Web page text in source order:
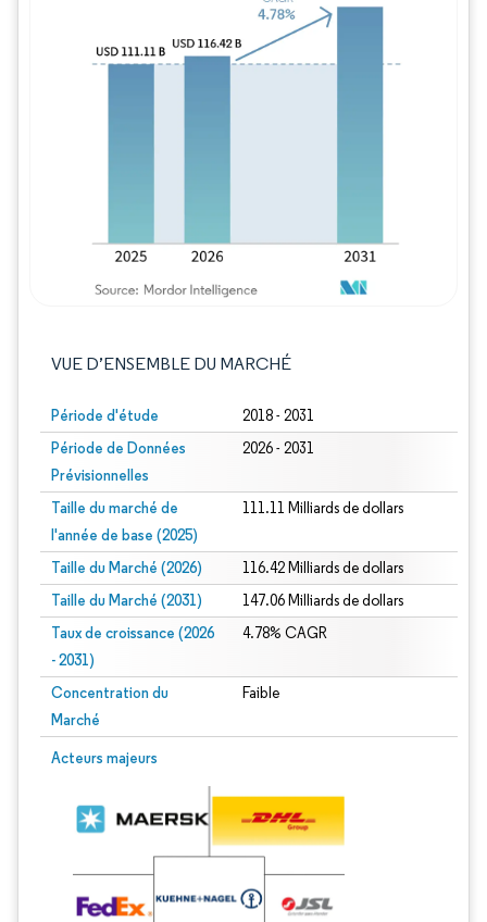
VUE D’ENSEMBLE DU MARCHÉ
Période d'étude 2018 - 2031
Période de Données
Prévisionnelles
2026 - 2031
Taille du marché de
l'année de base (2025)
111.11 Milliards de dollars
Taille du Marché (2026) 116.42 Milliards de dollars
Taille du Marché (2031) 147.06 Milliards de dollars
Taux de croissance (2026
- 2031)
4.78% CAGR
Concentration du
Marché
Faible
Acteurs majeurs
Image © Mordor Intelligence. La réutilisation nécessite une attribution sous CC